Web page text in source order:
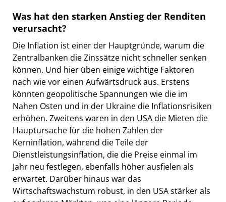
Was hat den starken Anstieg der Renditen
verursacht?
Die Inflation ist einer der Hauptgründe, warum die
Zentralbanken die Zinssätze nicht schneller senken
können. Und hier üben einige wichtige Faktoren
nach wie vor einen Aufwärtsdruck aus. Erstens
könnten geopolitische Spannungen wie die im
Nahen Osten und in der Ukraine die Inflationsrisiken
erhöhen. Zweitens waren in den USA die Mieten die
Hauptursache für die hohen Zahlen der
Kerninflation, während die Teile der
Dienstleistungsinflation, die die Preise einmal im
Jahr neu festlegen, ebenfalls höher ausfielen als
erwartet. Darüber hinaus war das
Wirtschaftswachstum robust, in den USA stärker als